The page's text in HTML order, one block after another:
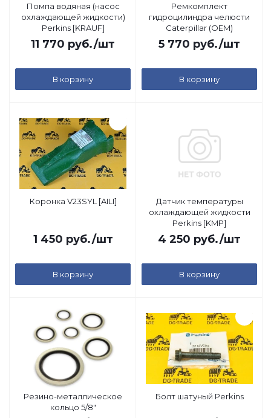
Помпа водяная (насос
охлаждающей жидкости)
Perkins [KRAUF]
11 770 руб./шт
В корзину
Ремкомплект
гидроцилиндра челюсти
Caterpillar (OEM)
5 770 руб./шт
В корзину
Коронка V23SYL [AILI]
1 450 руб./шт
В корзину
Датчик температуры
охлаждающей жидкости
Perkins [KMP]
4 250 руб./шт
В корзину
Резино-металлическое
кольцо 5/8"
Болт шатуный Perkins